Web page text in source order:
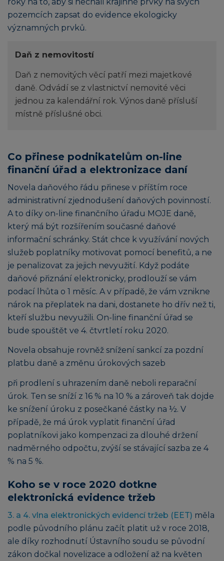
pozemcích zapsat do evidence ekologicky
významných prvků.
Daň z nemovitostí
Daň z nemovitých věcí patří mezi majetkové
daně. Odvádí se z vlastnictví nemovité věci
jednou za kalendářní rok. Výnos daně přísluší
místně příslušné obci.
Co přinese podnikatelům on-line
finanční úřad a elektronizace daní
Novela daňového řádu přinese v příštím roce
administrativní zjednodušení daňových povinností.
A to díky on-line finančního úřadu MOJE daně,
který má být rozšířením současné daňové
informační schránky. Stát chce k využívání nových
služeb poplatníky motivovat pomocí benefitů, a ne
je penalizovat za jejich nevyužití. Když podáte
daňové přiznání elektronicky, prodlouží se vám
podací lhůta o 1 měsíc. A v případě, že vám vznikne
nárok na přeplatek na dani, dostanete ho dřív než ti,
kteří službu nevyužili. On-line finanční úřad se
bude spouštět ve 4. čtvrtletí roku 2020.
Novela obsahuje rovněž snížení sankcí za pozdní
platbu daně a změnu úrokových sazeb
při prodlení s uhrazením daně neboli reparační
úrok. Ten se sníží z 16 % na 10 % a zároveň tak dojde
ke snížení úroku z posečkané částky na ½. V
případě, že má úrok vyplatit finanční úřad
poplatníkovi jako kompenzaci za dlouhé držení
nadměrného odpočtu, zvýší se stávající sazba ze 4
% na 5 %.
Koho se v roce 2020 dotkne
elektronická evidence tržeb
3. a 4. vlna elektronických evidencí tržeb (EET) měla
podle původního plánu začít platit už v roce 2018,
ale díky rozhodnutí Ústavního soudu se původní
zákon dočkal novelizace a odložení až na květen